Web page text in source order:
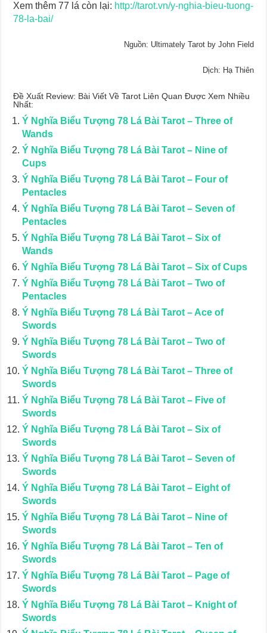
Xem thêm 77 lá còn lại: http://tarot.vn/y-nghia-bieu-tuong-
78-la-bai/
Nguồn: Ultimately Tarot by John Field
Dịch: Hạ Thiên
Đề Xuất Review: Bài Viết Về Tarot Liên Quan Được Xem Nhiều
Nhất:
Ý Nghĩa Biểu Tượng 78 Lá Bài Tarot – Three of
Wands
Ý Nghĩa Biểu Tượng 78 Lá Bài Tarot – Nine of
Cups
Ý Nghĩa Biểu Tượng 78 Lá Bài Tarot – Four of
Pentacles
Ý Nghĩa Biểu Tượng 78 Lá Bài Tarot – Seven of
Pentacles
Ý Nghĩa Biểu Tượng 78 Lá Bài Tarot – Six of
Wands
Ý Nghĩa Biểu Tượng 78 Lá Bài Tarot – Six of Cups
Ý Nghĩa Biểu Tượng 78 Lá Bài Tarot – Two of
Pentacles
Ý Nghĩa Biểu Tượng 78 Lá Bài Tarot – Ace of
Swords
Ý Nghĩa Biểu Tượng 78 Lá Bài Tarot – Two of
Swords
Ý Nghĩa Biểu Tượng 78 Lá Bài Tarot – Three of
Swords
Ý Nghĩa Biểu Tượng 78 Lá Bài Tarot – Five of
Swords
Ý Nghĩa Biểu Tượng 78 Lá Bài Tarot – Six of
Swords
Ý Nghĩa Biểu Tượng 78 Lá Bài Tarot – Seven of
Swords
Ý Nghĩa Biểu Tượng 78 Lá Bài Tarot – Eight of
Swords
Ý Nghĩa Biểu Tượng 78 Lá Bài Tarot – Nine of
Swords
Ý Nghĩa Biểu Tượng 78 Lá Bài Tarot – Ten of
Swords
Ý Nghĩa Biểu Tượng 78 Lá Bài Tarot – Page of
Swords
Ý Nghĩa Biểu Tượng 78 Lá Bài Tarot – Knight of
Swords